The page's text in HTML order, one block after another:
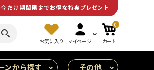
だけ期間限定でお得な特典プレゼント
search
お気に入り マイページ
0
カート
ンから探す その他